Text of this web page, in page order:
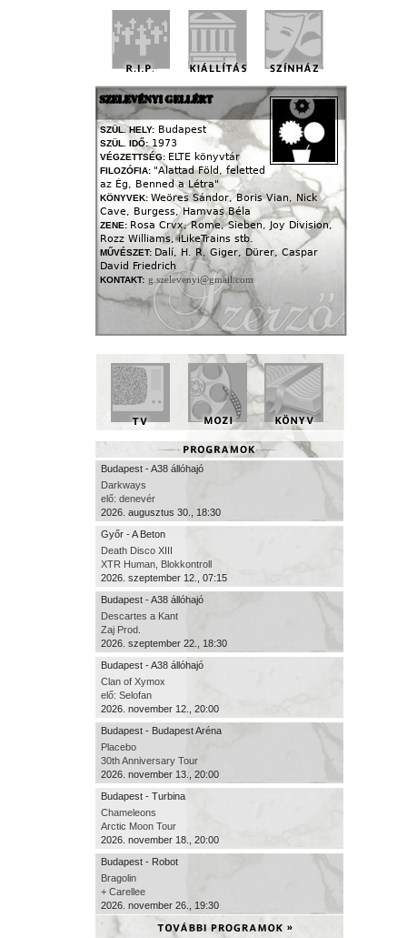
SZELEVÉNYI GELLÉRT
SZÜL. HELY: Budapest
SZÜL. IDŐ: 1973
VÉGZETTSÉG: ELTE könyvtár
FILOZÓFIA: "Alattad Föld, feletted
az Ég, Benned a Létra"
KÖNYVEK: Weöres Sándor, Boris Vian, Nick
Cave, Burgess, Hamvas Béla
ZENE: Rosa Crvx, Rome, Sieben, Joy Division,
Rozz Williams, iLikeTrains stb.
MŰVÉSZET: Dalí, H. R. Giger, Dürer, Caspar
David Friedrich
KONTAKT: g.szelevenyi@gmail.com
Budapest - A38 állóhajó
Darkways
elő: denevér
2026. augusztus 30., 18:30
Győr - A Beton
Death Disco XIII
XTR Human, Blokkontroll
2026. szeptember 12., 07:15
Budapest - A38 állóhajó
Descartes a Kant
Zaj Prod.
2026. szeptember 22., 18:30
Budapest - A38 állóhajó
Clan of Xymox
elő: Selofan
2026. november 12., 20:00
Budapest - Budapest Aréna
Placebo
30th Anniversary Tour
2026. november 13., 20:00
Budapest - Turbina
Chameleons
Arctic Moon Tour
2026. november 18., 20:00
Budapest - Robot
Bragolin
+ Carellee
2026. november 26., 19:30